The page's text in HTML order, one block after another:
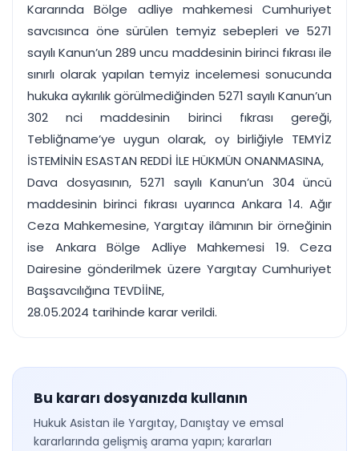
Kararında Bölge adliye mahkemesi Cumhuriyet
savcısınca öne sürülen temyiz sebepleri ve 5271
sayılı Kanun’un 289 uncu maddesinin birinci fıkrası ile
sınırlı olarak yapılan temyiz incelemesi sonucunda
hukuka aykırılık görülmediğinden 5271 sayılı Kanun’un
302 nci maddesinin birinci fıkrası gereği,
Tebliğname’ye uygun olarak, oy birliğiyle TEMYİZ
İSTEMİNİN ESASTAN REDDİ İLE HÜKMÜN ONANMASINA,
Dava dosyasının, 5271 sayılı Kanun’un 304 üncü
maddesinin birinci fıkrası uyarınca Ankara 14. Ağır
Ceza Mahkemesine, Yargıtay ilâmının bir örneğinin
ise Ankara Bölge Adliye Mahkemesi 19. Ceza
Dairesine gönderilmek üzere Yargıtay Cumhuriyet
Başsavcılığına TEVDİİNE,
28.05.2024 tarihinde karar verildi.
Bu kararı dosyanızda kullanın
Hukuk Asistan ile Yargıtay, Danıştay ve emsal
kararlarında gelişmiş arama yapın; kararları